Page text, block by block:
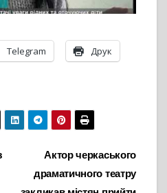
Telegram Друк
Актор черкаського
драматичного театру